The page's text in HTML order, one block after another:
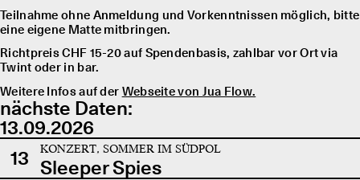
Teilnahme ohne Anmeldung und Vorkenntnissen möglich, bitte
eine eigene Matte mitbringen.
Richtpreis CHF 15-20 auf Spendenbasis, zahlbar vor Ort via
Twint oder in bar.
Weitere Infos auf der Webseite von Jua Flow.
nächste Daten:
13.09.2026
13
KONZERT, SOMMER IM SÜDPOL
Sleeper Spies